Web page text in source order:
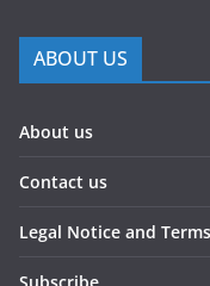
ABOUT US
About us
Contact us
Legal Notice and